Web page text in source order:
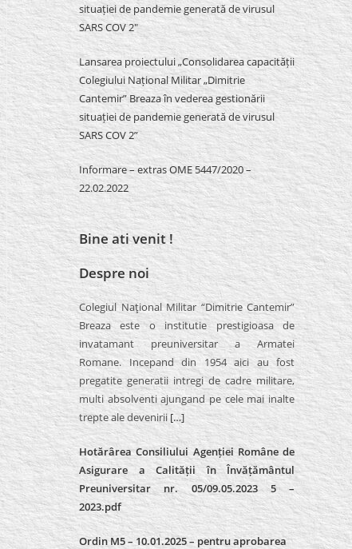
situației de pandemie generată de virusul
SARS COV 2″
Lansarea proiectului „Consolidarea capacității
Colegiului Național Militar „Dimitrie
Cantemir” Breaza în vederea gestionării
situației de pandemie generată de virusul
SARS COV 2”
Informare – extras OME 5447/2020 –
22.02.2022
Bine ati venit !
Despre noi
Colegiul Naţional Militar “Dimitrie Cantemir”
Breaza este o institutie prestigioasa de
invatamant preuniversitar a Armatei
Romane. Incepand din 1954 aici au fost
pregatite generatii intregi de cadre militare,
multi absolventi ajungand pe cele mai inalte
trepte ale devenirii […]
Hotărârea Consiliului Agenției Române de
Asigurare a Calității în Învățământul
Preuniversitar nr. 05/09.05.2023 5 –
2023.pdf
Ordin M5 – 10.01.2025 – pentru aprobarea